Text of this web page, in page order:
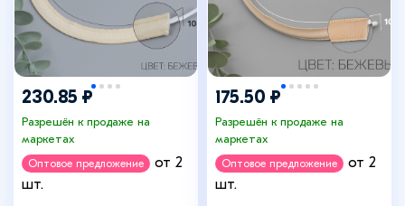
230.85 ₽
Разрешён к продаже на
маркетах
Оптовое предложение
от 2
шт.
175.50 ₽
Разрешён к продаже на
маркетах
Оптовое предложение
от 2
шт.